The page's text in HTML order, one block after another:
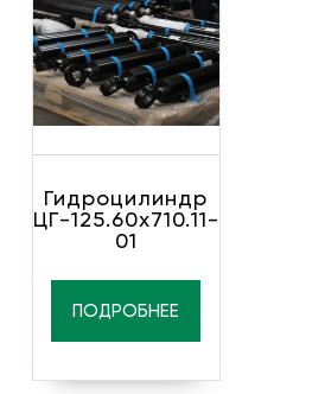
Гидроцилиндр
ЦГ-125.60х710.11-
01
ПОДРОБНЕЕ